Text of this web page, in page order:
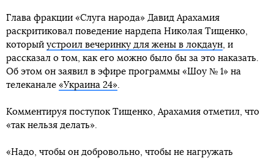
Глава фракции «Слуга народа» Давид Арахамия
раскритиковал поведение нардепа Николая Тищенко,
который устроил вечеринку для жены в локдаун, и
рассказал о том, как его можно было бы за это наказать.
Об этом он заявил в эфире программы «Шоу № 1» на
телеканале «Украина 24».
Комментируя поступок Тищенко, Арахамия отметил, что
«так нельзя делать».
«Надо, чтобы он добровольно, чтобы не нагружать